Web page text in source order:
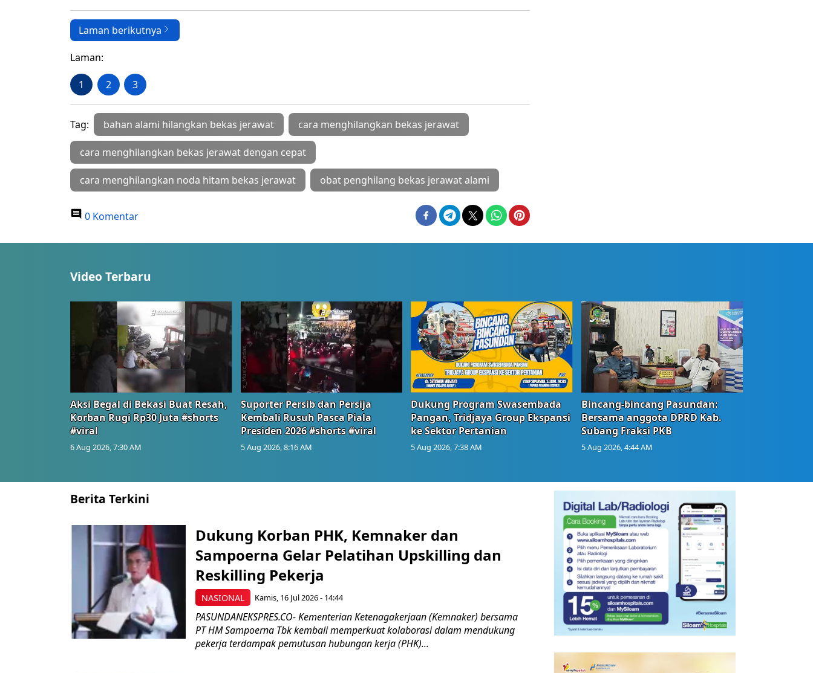
Laman berikutnya
Laman:
1 2 3
Tag: bahan alami hilangkan bekas jerawat cara menghilangkan bekas jerawat
cara menghilangkan bekas jerawat dengan cepat
cara menghilangkan noda hitam bekas jerawat obat penghilang bekas jerawat alami
0 Komentar
Video Terbaru
Aksi Begal di Bekasi Buat Resah,
Korban Rugi Rp30 Juta #shorts
#viral
6 Aug 2026, 7:30 AM
Suporter Persib dan Persija
Kembali Rusuh Pasca Piala
Presiden 2026 #shorts #viral
5 Aug 2026, 8:16 AM
Dukung Program Swasembada
Pangan, Tridjaya Group Ekspansi
ke Sektor Pertanian
5 Aug 2026, 7:38 AM
Bincang-bincang Pasundan:
Bersama anggota DPRD Kab.
Subang Fraksi PKB
5 Aug 2026, 4:44 AM
Berita Terkini
NASIONAL
Dukung Korban PHK, Kemnaker dan
Sampoerna Gelar Pelatihan Upskilling dan
Reskilling Pekerja
Kamis, 16 Jul 2026 - 14:44
PASUNDANEKSPRES.CO- Kementerian Ketenagakerjaan (Kemnaker) bersama
PT HM Sampoerna Tbk kembali memperkuat kolaborasi dalam mendukung
pekerja terdampak pemutusan hubungan kerja (PHK)...